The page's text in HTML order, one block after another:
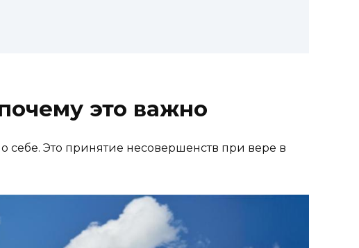
это важно
себе. Это принятие несовершенств при вере в